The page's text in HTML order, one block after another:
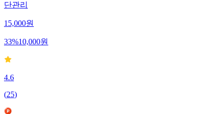
단관리
15,000원
33%10,000원
4.6
(25)